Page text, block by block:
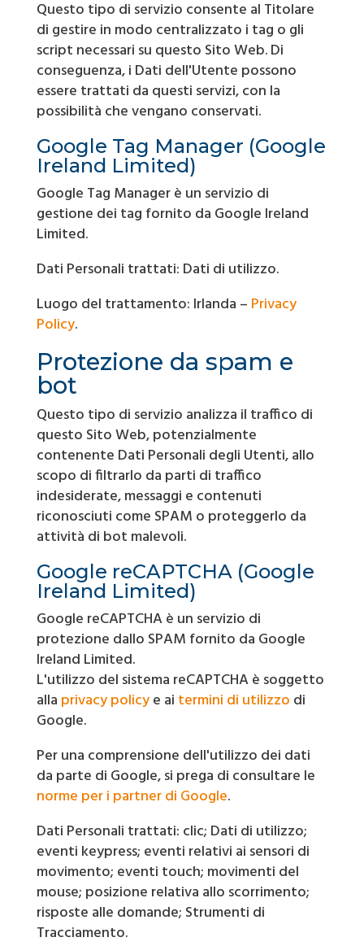
Questo tipo di servizio consente al Titolare
di gestire in modo centralizzato i tag o gli
script necessari su questo Sito Web. Di
conseguenza, i Dati dell'Utente possono
essere trattati da questi servizi, con la
possibilità che vengano conservati.
Google Tag Manager (Google
Ireland Limited)
Google Tag Manager è un servizio di
gestione dei tag fornito da Google Ireland
Limited.
Dati Personali trattati: Dati di utilizzo.
Luogo del trattamento: Irlanda – Privacy
Policy.
Protezione da spam e
bot
Questo tipo di servizio analizza il traffico di
questo Sito Web, potenzialmente
contenente Dati Personali degli Utenti, allo
scopo di filtrarlo da parti di traffico
indesiderate, messaggi e contenuti
riconosciuti come SPAM o proteggerlo da
attività di bot malevoli.
Google reCAPTCHA (Google
Ireland Limited)
Google reCAPTCHA è un servizio di
protezione dallo SPAM fornito da Google
Ireland Limited.
L'utilizzo del sistema reCAPTCHA è soggetto
alla privacy policye ai termini di utilizzo di
Google.
Per una comprensione dell'utilizzo dei dati
da parte di Google, si prega di consultare le
norme per i partner di Google.
Dati Personali trattati: clic; Dati di utilizzo;
eventi keypress; eventi relativi ai sensori di
movimento; eventi touch; movimenti del
mouse; posizione relativa allo scorrimento;
risposte alle domande; Strumenti di
Tracciamento.